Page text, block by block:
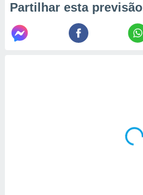
Partilhar esta previsão